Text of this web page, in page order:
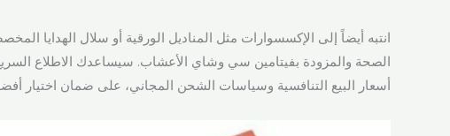
انتبه أيضاً إلى الإكسسوارات مثل المناديل الورقية أو سلال الهدايا
الصحة والمزودة بفيتامين سي وشاي الأعشاب. سيساعدك الاطلاع
أسعار البيع التنافسية وسياسات الشحن المجاني، على ضمان اختيار